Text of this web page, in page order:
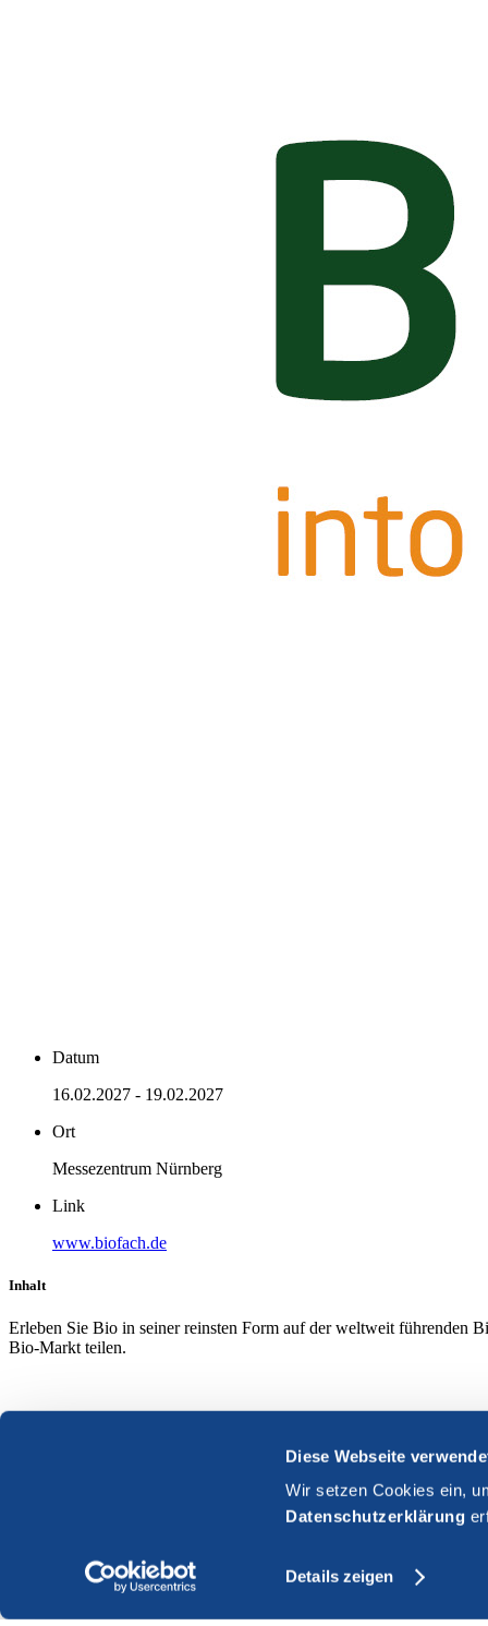
Diese Webseite
Wir setzen Cookies ein,
Datenschutzerklärung
Details zeigen
Datum
16.02.2027 - 19.02.2027
Ort
Messezentrum Nürnberg
Link
www.biofach.de
Inhalt
Erleben Sie Bio in seiner reinsten Form auf der weltweit führenden
Bio-Markt teilen.